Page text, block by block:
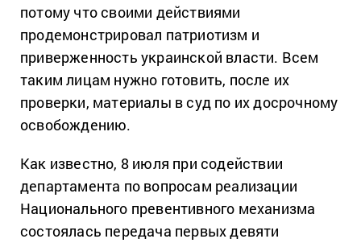
потому что своими действиями
продемонстрировал патриотизм и
приверженность украинской власти. Всем
таким лицам нужно готовить, после их
проверки, материалы в суд по их досрочному
освобождению.
Как известно, 8 июля при содействии
департамента по вопросам реализации
Национального превентивного механизма
состоялась передача первых девяти